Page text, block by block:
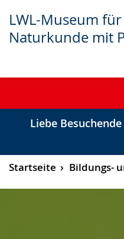
LWL-Museum für
Naturkunde mit
Liebe
Startseite Bildungs-